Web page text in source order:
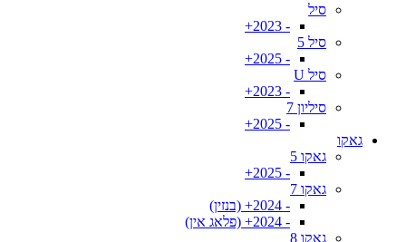
סיל
- 2023+
סיל 5
- 2025+
סיל U
- 2023+
סיליון 7
- 2025+
גאקו
גאקו 5
- 2025+
גאקו 7
- 2024+ (בנזין)
- 2024+ (פלאג אין)
גאקו 8